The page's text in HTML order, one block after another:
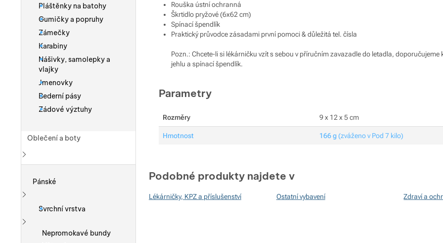
Rouška ústní ochranná
Škrtidlo pryžové (6x62 cm)
Spínací špendlík
Praktický průvodce zásadami první pomoci & důležitá tel. čísla
Pozn.: Chcete-li si lékárničku vzít s sebou v příručním zavazadle do letadla,
jehlu a spínací špendlík.
Parametry
Rozměry 9 x 12 x 5 cm
Hmotnost 166 g (zváženo v Pod 7 kilo)
Podobné produkty najdete v
Lékárničky, KPZ a příslušenství Ostatní vybavení Zdraví a
Pláštěnky na batohy
Gumičky a popruhy
Zámečky
Karabiny
Nášivky, samolepky a
vlajky
Jmenovky
Bederní pásy
Zádové výztuhy
Oblečení a boty
Pánské
Zobrazit více
Svrchní vrstva
Zobrazit více
Nepromokavé bundy